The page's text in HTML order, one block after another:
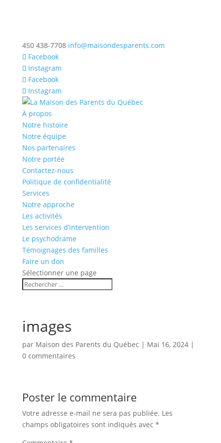
450 438-7708 info@maisondesparents.com
Facebook
Instagram
Facebook
Instagram
À propos
Notre histoire
Notre équipe
Nos partenaires
Notre portée
Contactez-nous
Politique de confidentialité
Services
Notre approche
Les activités
Les services d’intervention
Le psychodrame
Témoignages des familles
Faire un don
Sélectionner une page
images
par Maison des Parents du Québec | Mai 16, 2024|
0 commentaires
Poster le commentaire
Votre adresse e-mail ne sera pas publiée. Les
champs obligatoires sont indiqués avec *